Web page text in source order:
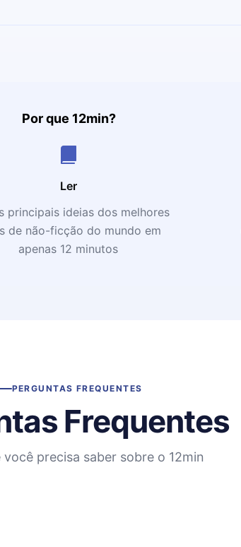
Por que 12min?
Ler
principais ideias dos melhores
de não-ficção do mundo em
apenas 12 minutos
PERGUNTAS FREQUENTES
Frequentes
você precisa saber sobre o 12min